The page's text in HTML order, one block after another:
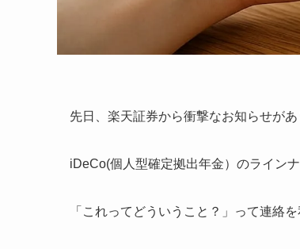
先日、楽天証券から衝撃なお知らせがあ
iDeCo(個人型確定拠出年金）のライン
「これってどういうこと？」って連絡